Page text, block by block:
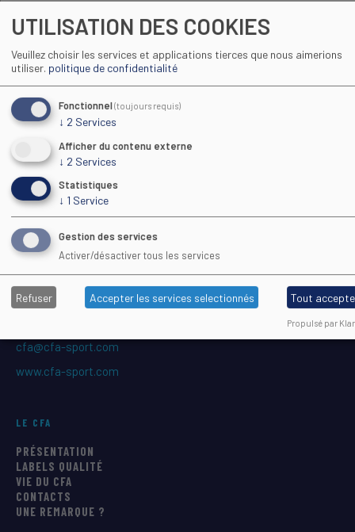
Lundi 4 mai à 11h
Mercredi 6 mai à 12h30
Mercredi 6 mai à 18h
S'inscrire
1039 rue Georges Méliès CS 37093
34967 Montpellier Cedex 2
cfa@cfa-sport.com
www.cfa-sport.com
LE CFA
PRÉSENTATION
LABELS QUALITÉ
VIE DU CFA
CONTACTS
UNE REMARQUE ?
UTILISATION DES COOKIES
Veuillez choisir les services et applications tierces que nous aimerions
utiliser. politique de confidentialité
Fonctionnel(toujours requis)
↓ 2 Services
Afficher du contenu externe
↓ 2 Services
Statistiques
↓ 1 Service
Gestion des services
Activer/désactiver tous les services
Refuser Accepter les services selectionnés Tout
Propulsé par